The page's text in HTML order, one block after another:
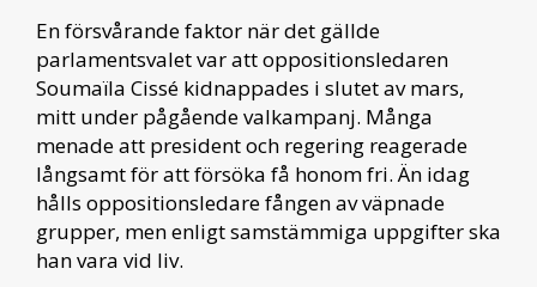
En försvårande faktor när det gällde
parlamentsvalet var att oppositionsledaren
Soumaïla Cissé kidnappades i slutet av mars,
mitt under pågående valkampanj. Många
menade att president och regering reagerade
långsamt för att försöka få honom fri. Än idag
hålls oppositionsledare fången av väpnade
grupper, men enligt samstämmiga uppgifter ska
han vara vid liv.